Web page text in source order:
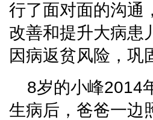
行了面对面的沟通
改善和提升大病患
因病返贫风险，巩
8岁的小峰2014
生病后，爸爸一边